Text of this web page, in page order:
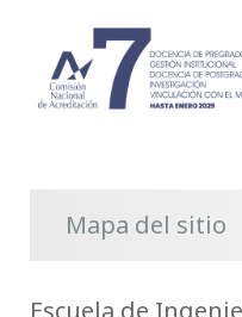
Mapa del sitio
Escuela de